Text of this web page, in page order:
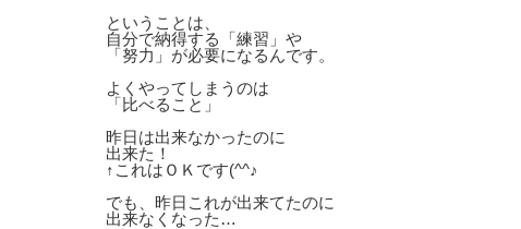
ということは、
自分で納得する「練習」や
「努力」が必要になるんです。
よくやってしまうのは
「比べること」
昨日は出来なかったのに
出来た！
↑これはＯＫです(^^♪
でも、昨日これが出来てたのに
出来なくなった…